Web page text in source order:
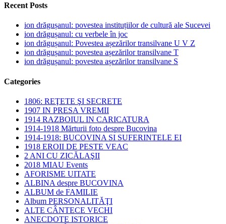
Recent Posts
ion drăgușanul: povestea instituțiilor de cultură ale Sucevei
ion drăgușanul: cu verbele în joc
ion drăgușanul: Povestea așezărilor transilvane U V Z
ion drăgușanul: povestea așezărilor transilvane T
ion drăgușanul: povestea așezărilor transilvane S
Categories
1806: REŢETE ŞI SECRETE
1907 IN PRESA VREMII
1914 RAZBOIUL IN CARICATURA
1914-1918 Mărturii foto despre Bucovina
1914-1918: BUCOVINA SI SUFERINTELE EI
1918 EROII DE PESTE VEAC
2 ANI CU ZICĂLAŞII
2018 MIAU Events
AFORISME UITATE
ALBINA despre BUCOVINA
ALBUM de FAMILIE
Album PERSONALITĂŢI
ALTE CÂNTECE VECHI
ANECDOTE ISTORICE